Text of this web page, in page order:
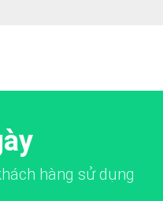
hàng sử dụng